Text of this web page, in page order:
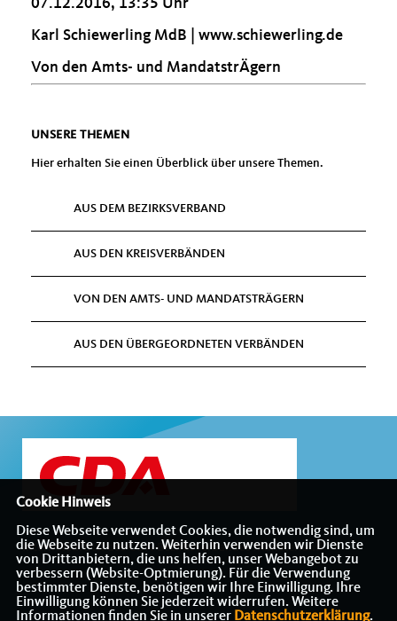
07.12.2016, 13:35 Uhr
Karl Schiewerling MdB | www.schiewerling.de
Von den Amts- und MandatstrÄgern
UNSERE THEMEN
Hier erhalten Sie einen Überblick über unsere Themen.
AUS DEM BEZIRKSVERBAND
AUS DEN KREISVERBÄNDEN
VON DEN AMTS- UND MANDATSTRÄGERN
AUS DEN ÜBERGEORDNETEN VERBÄNDEN
Internetauftritt des CDA-Bezirksverbandes Münsterland
Cookie Hinweis
Diese Webseite verwendet Cookies, die notwendig sind, um
die Webseite zu nutzen. Weiterhin verwenden wir Dienste
von Drittanbietern, die uns helfen, unser Webangebot zu
verbessern (Website-Optmierung). Für die Verwendung
bestimmter Dienste, benötigen wir Ihre Einwilligung. Ihre
Einwilligung können Sie jederzeit widerrufen. Weitere
Informationen finden Sie in unserer Datenschutzerklärung.